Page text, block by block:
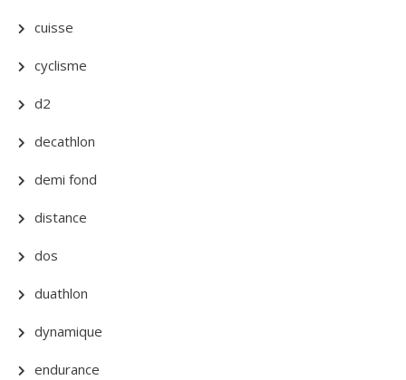
cuisse
cyclisme
d2
decathlon
demi fond
distance
dos
duathlon
dynamique
endurance